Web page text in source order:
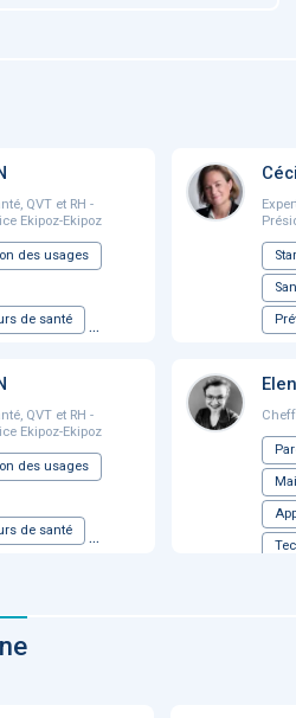
QVT et RH -
Ekipoz-Ekipoz
des usages
de santé ...
QVT et RH -
Ekipoz-Ekipoz
des usages
de santé ...